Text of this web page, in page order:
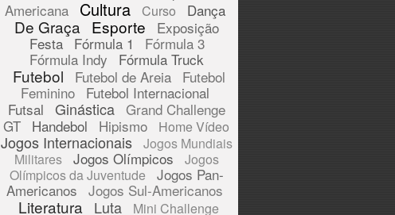
Americana
Cultura Curso Dança
De Graça Esporte
Exposição
Festa
Fórmula 1
Fórmula 3
Fórmula Indy
Fórmula Truck
Futebol Futebol de Areia
Futebol
Feminino
Futebol Internacional
Futsal Ginástica Grand Challenge
GT Handebol Hipismo Home Vídeo
Jogos Internacionais
Jogos Mundiais
Militares
Jogos Olímpicos
Jogos
Olímpicos da Juventude
Jogos Pan-
Americanos Jogos Sul-Americanos
Literatura Luta
Mini Challenge